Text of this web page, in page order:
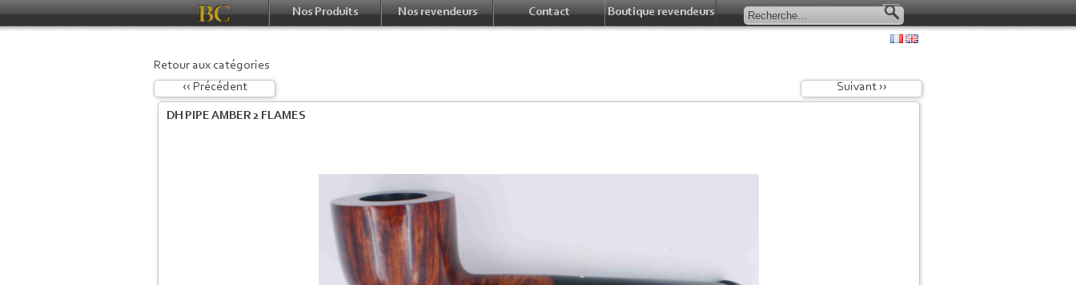
Nos Produits Nos revendeurs Contact Boutique revendeurs
Retour aux catégories
‹‹ Précédent
Suivant ››
DH PIPE AMBER 2 FLAMES